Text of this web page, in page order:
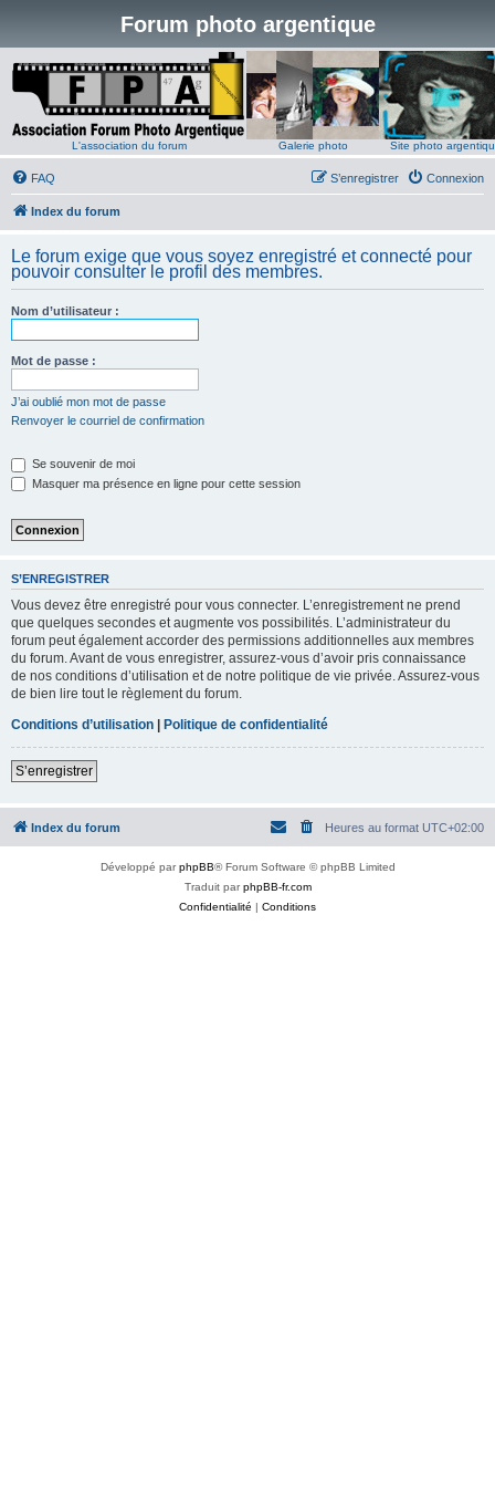
Forum photo argentique
L'association du forum Galerie photo Site photo
FAQ Connexion
S’enregistrer
Index du forum
Le forum exige que vous soyez enregistré et connecté pour
pouvoir consulter le profil des membres.
Nom d’utilisateur :
Mot de passe :
J’ai oublié mon mot de passe
Renvoyer le courriel de confirmation
Se souvenir de moi
Masquer ma présence en ligne pour cette session
S’ENREGISTRER
Vous devez être enregistré pour vous connecter. L’enregistrement ne prend
que quelques secondes et augmente vos possibilités. L’administrateur du
forum peut également accorder des permissions additionnelles aux membres
du forum. Avant de vous enregistrer, assurez-vous d’avoir pris connaissance
de nos conditions d’utilisation et de notre politique de vie privée. Assurez-vous
de bien lire tout le règlement du forum.
Conditions d’utilisation | Politique de confidentialité
S’enregistrer
Index du forum Heures au format UTC+02:00
Développé parphpBB® Forum Software © phpBB Limited
Traduit parphpBB-fr.com
Confidentialité | Conditions